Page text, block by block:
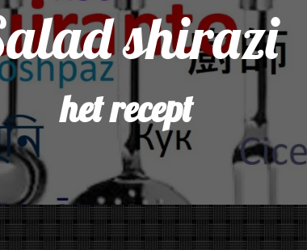
shirazi
het recept